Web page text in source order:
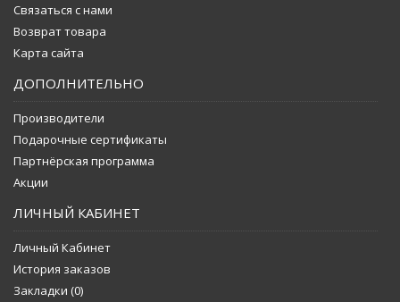
Связаться с нами
Возврат товара
Карта сайта
ДОПОЛНИТЕЛЬНО
Производители
Подарочные сертификаты
Партнёрская программа
Акции
ЛИЧНЫЙ КАБИНЕТ
Личный Кабинет
История заказов
Закладки (0)